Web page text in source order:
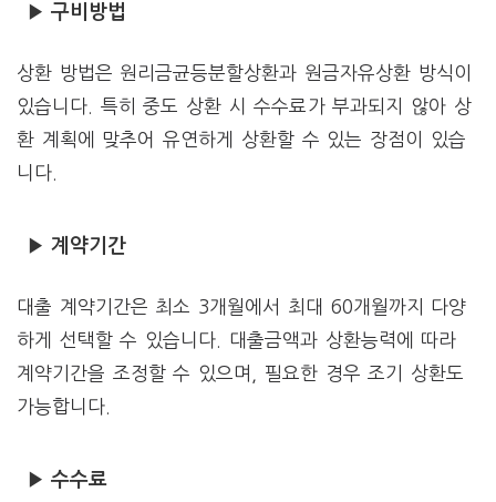
▶ 구비방법
상환 방법은 원리금균등분할상환과 원금자유상환 방식이
있습니다. 특히 중도 상환 시 수수료가 부과되지 않아 상
환 계획에 맞추어 유연하게 상환할 수 있는 장점이 있습
니다.
▶ 계약기간
대출 계약기간은 최소 3개월에서 최대 60개월까지 다양
하게 선택할 수 있습니다. 대출금액과 상환능력에 따라
계약기간을 조정할 수 있으며, 필요한 경우 조기 상환도
가능합니다.
▶ 수수료